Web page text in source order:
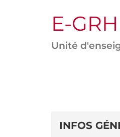
E-
Unité
DE
DÉTAILS
INFOS